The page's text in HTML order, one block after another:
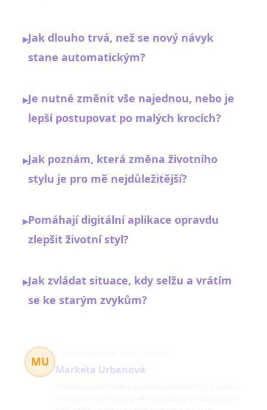
▸Jak dlouho trvá, než se nový návyk
stane automatickým?
▸Je nutné změnit vše najednou, nebo je
lepší postupovat po malých krocích?
▸Jak poznám, která změna životního
stylu je pro mě nejdůležitější?
▸Pomáhají digitální aplikace opravdu
zlepšit životní styl?
▸Jak zvládat situace, kdy selžu a vrátím
se ke starým zvykům?
MU
Markéta Urbanová